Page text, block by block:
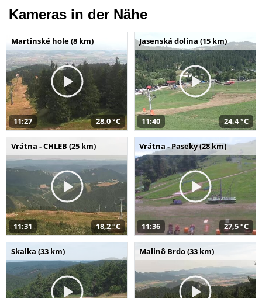
Kameras in der Nähe
Martinské hole (8 km)
11:27 28,0 °C
Jasenská dolina (15 km)
11:40 24,4 °C
Vrátna - CHLEB (25 km)
11:31 18,2 °C
Vrátna - Paseky (28 km)
11:36 27,5 °C
Skalka (33 km) Malinô Brdo (33 km)